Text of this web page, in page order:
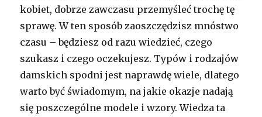
kobiet, dobrze zawczasu przemyśleć trochę tę
sprawę. W ten sposób zaoszczędzisz mnóstwo
czasu – będziesz od razu wiedzieć, czego
szukasz i czego oczekujesz. Typów i rodzajów
damskich spodni jest naprawdę wiele, dlatego
warto być świadomym, na jakie okazje nadają
się poszczególne modele i wzory. Wiedza ta